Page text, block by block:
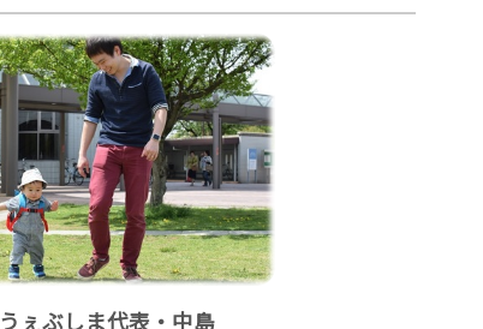
うぇぶしま代表・中島